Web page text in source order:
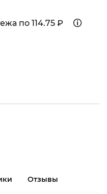
по 114.75 ₽
Отзывы